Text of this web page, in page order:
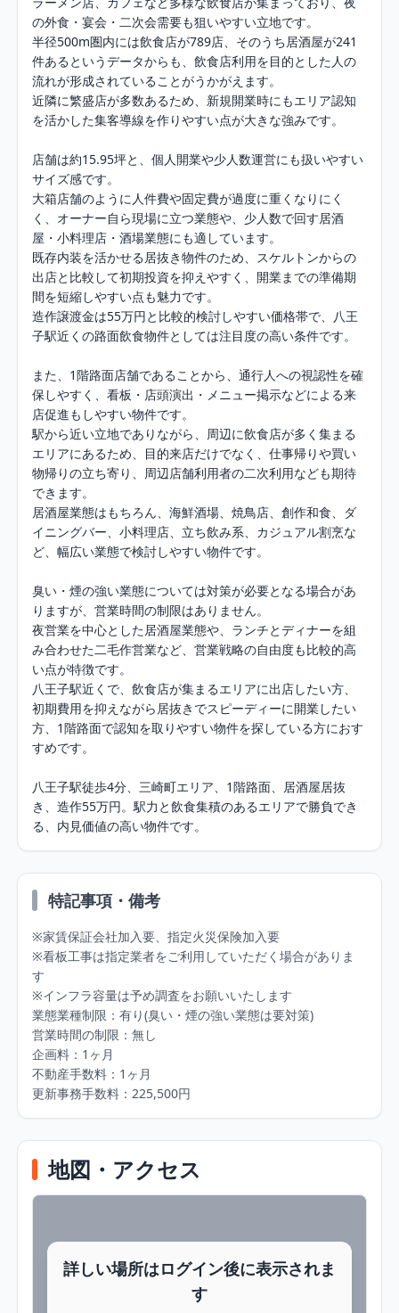
の外食・宴会・二次会需要も狙いやすい立地です。
半径500m圏内には飲食店が789店、そのうち居酒屋が241
件あるというデータからも、飲食店利用を目的とした人の
流れが形成されていることがうかがえます。
近隣に繁盛店が多数あるため、新規開業時にもエリア認知
を活かした集客導線を作りやすい点が大きな強みです。
店舗は約15.95坪と、個人開業や少人数運営にも扱いやすい
サイズ感です。
大箱店舗のように人件費や固定費が過度に重くなりにく
く、オーナー自ら現場に立つ業態や、少人数で回す居酒
屋・小料理店・酒場業態にも適しています。
既存内装を活かせる居抜き物件のため、スケルトンからの
出店と比較して初期投資を抑えやすく、開業までの準備期
間を短縮しやすい点も魅力です。
造作譲渡金は55万円と比較的検討しやすい価格帯で、八王
子駅近くの路面飲食物件としては注目度の高い条件です。
また、1階路面店舗であることから、通行人への視認性を確
保しやすく、看板・店頭演出・メニュー掲示などによる来
店促進もしやすい物件です。
駅から近い立地でありながら、周辺に飲食店が多く集まる
エリアにあるため、目的来店だけでなく、仕事帰りや買い
物帰りの立ち寄り、周辺店舗利用者の二次利用なども期待
できます。
居酒屋業態はもちろん、海鮮酒場、焼鳥店、創作和食、ダ
イニングバー、小料理店、立ち飲み系、カジュアル割烹な
ど、幅広い業態で検討しやすい物件です。
臭い・煙の強い業態については対策が必要となる場合があ
りますが、営業時間の制限はありません。
夜営業を中心とした居酒屋業態や、ランチとディナーを組
み合わせた二毛作営業など、営業戦略の自由度も比較的高
い点が特徴です。
八王子駅近くで、飲食店が集まるエリアに出店したい方、
初期費用を抑えながら居抜きでスピーディーに開業したい
方、1階路面で認知を取りやすい物件を探している方におす
すめです。
八王子駅徒歩4分、三崎町エリア、1階路面、居酒屋居抜
き、造作55万円。駅力と飲食集積のあるエリアで勝負でき
る、内見価値の高い物件です。
特記事項・備考
※家賃保証会社加入要、指定火災保険加入要
※看板工事は指定業者をご利用していただく場合がありま
す
※インフラ容量は予め調査をお願いいたします
業態業種制限：有り(臭い・煙の強い業態は要対策)
営業時間の制限：無し
企画料：1ヶ月
不動産手数料：1ヶ月
更新事務手数料：225,500円
地図・アクセス
詳しい場所はログイン後に表示されま
す